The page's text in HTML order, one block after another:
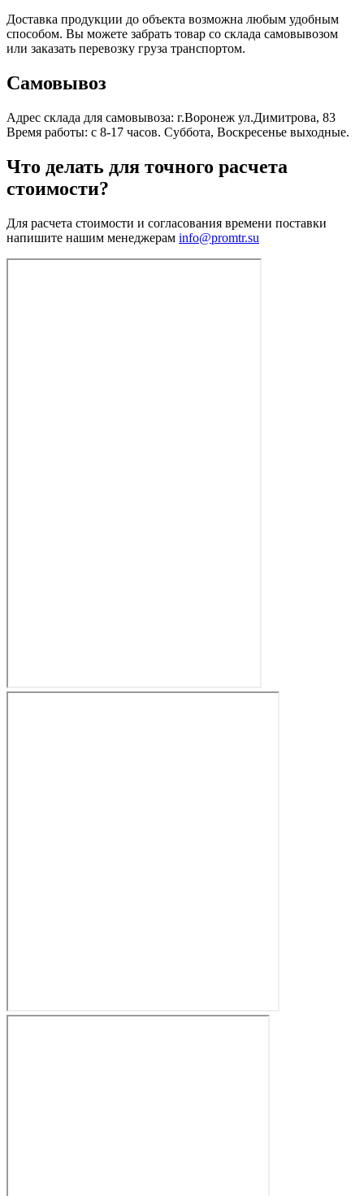
Доставка продукции до объекта возможна любым удобным
способом. Вы можете забрать товар со склада самовывозом
или заказать перевозку груза транспортом.
Самовывоз
Адрес склада для самовывоза: г.Воронеж ул.Димитрова, 83
Время работы: с 8-17 часов. Суббота, Воскресенье выходные.
Что делать для точного расчета
стоимости?
Для расчета стоимости и согласования времени поставки
напишите нашим менеджерам info@promtr.su